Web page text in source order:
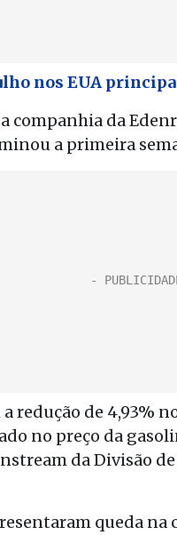
nos EUA
companhia da
a primeira
redução de 4,93%
no preço da
da Divisão
queda